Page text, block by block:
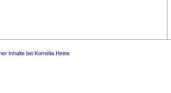
Inhalte bei Kornélia Heine